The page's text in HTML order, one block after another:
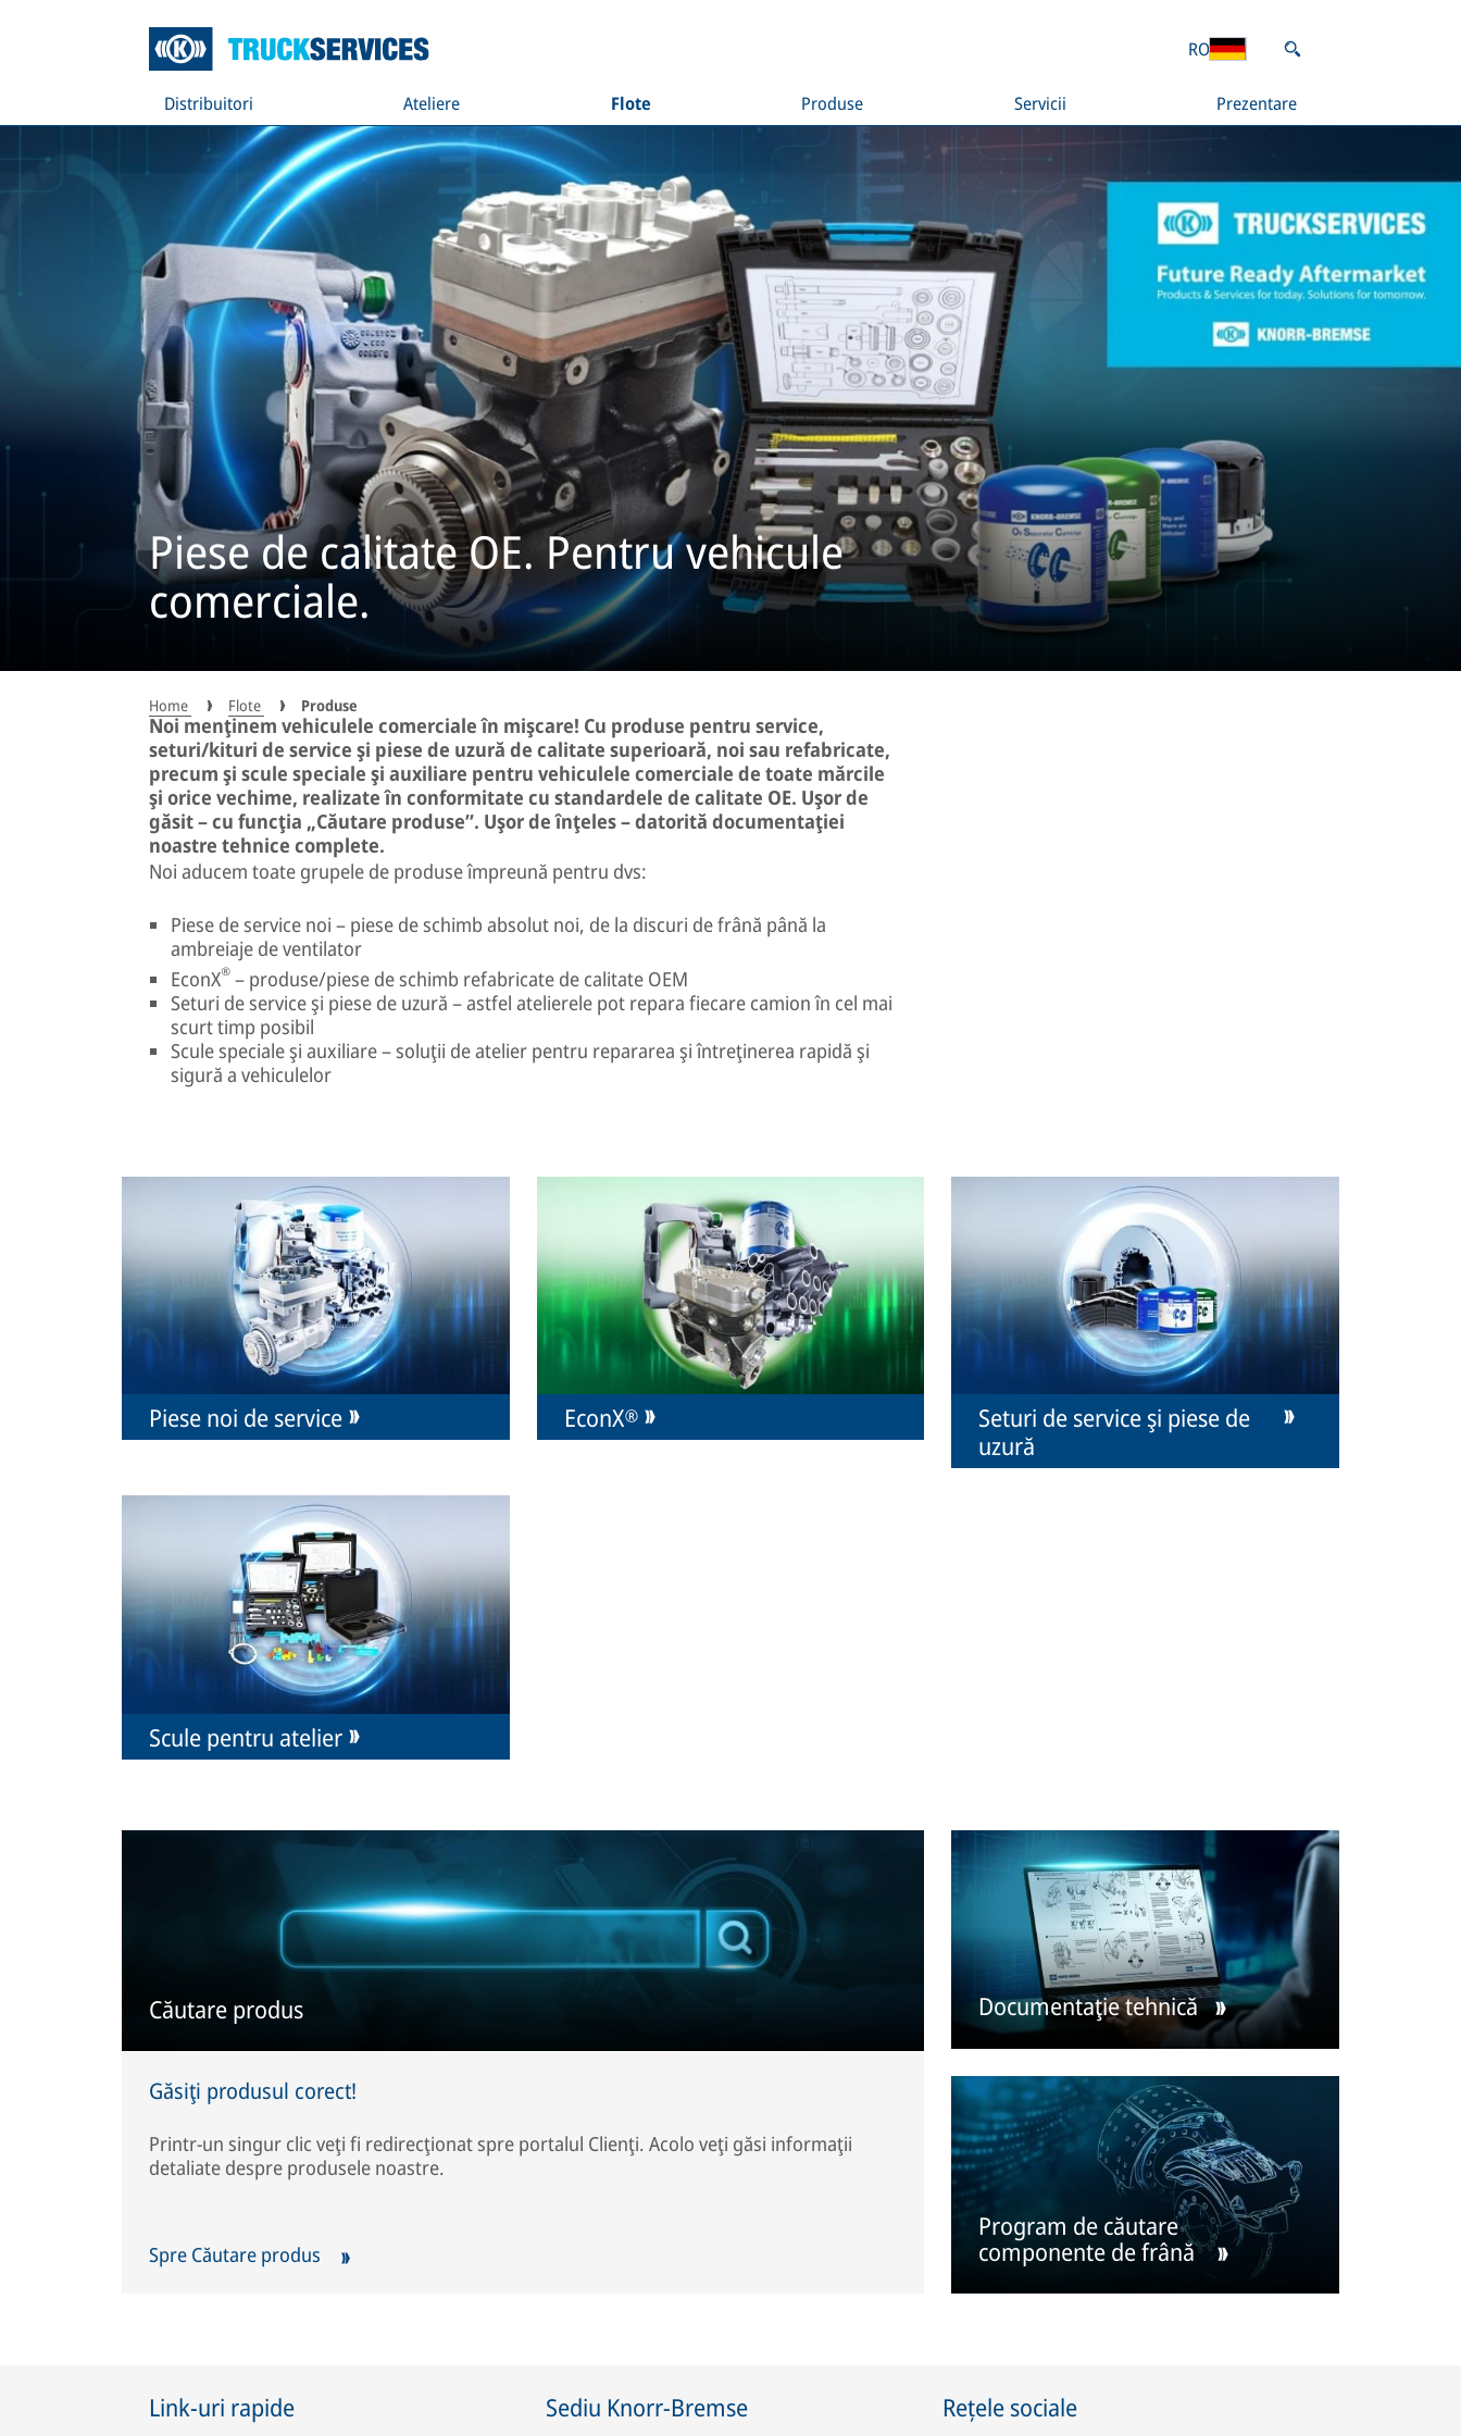
Distribuitori Ateliere Flote Produse Servicii Prezentare
RO
Piese de calitate OE. Pentru vehicule
comerciale.
Home Flote Produse
Noi menţinem vehiculele comerciale în mişcare! Cu produse pentru service,
seturi/kituri de service şi piese de uzură de calitate superioară, noi sau refabricate,
precum şi scule speciale şi auxiliare pentru vehiculele comerciale de toate mărcile
şi orice vechime, realizate în conformitate cu standardele de calitate OE. Uşor de
găsit – cu funcţia „Căutare produse”. Uşor de înţeles – datorită documentaţiei
noastre tehnice complete.
Noi aducem toate grupele de produse împreună pentru dvs:
Piese de service noi – piese de schimb absolut noi, de la discuri de frână până la
ambreiaje de ventilator
EconX® – produse/piese de schimb refabricate de calitate OEM
Seturi de service şi piese de uzură – astfel atelierele pot repara fiecare camion în cel mai
scurt timp posibil
Scule speciale şi auxiliare – soluţii de atelier pentru repararea şi întreţinerea rapidă şi
sigură a vehiculelor
Piese noi de service EconX®
Seturi de service şi piese de
uzură
Scule pentru atelier
Căutare produs
Găsiţi produsul corect!
Printr-un singur clic veţi fi redirecţionat spre portalul Clienţi. Acolo veţi găsi informaţii
detaliate despre produsele noastre.
Spre Căutare produs
Documentaţie tehnică
Program de căutare
componente de frână
Link-uri rapide Sediu Knorr-Bremse Rețele sociale